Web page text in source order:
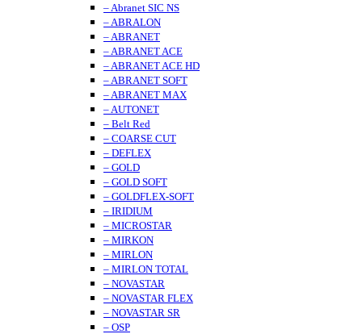
– Abranet SIC NS
– ABRALON
– ABRANET
– ABRANET ACE
– ABRANET ACE HD
– ABRANET SOFT
– ABRANET MAX
– AUTONET
– Belt Red
– COARSE CUT
– DEFLEX
– GOLD
– GOLD SOFT
– GOLDFLEX-SOFT
– IRIDIUM
– MICROSTAR
– MIRKON
– MIRLON
– MIRLON TOTAL
– NOVASTAR
– NOVASTAR FLEX
– NOVASTAR SR
– OSP